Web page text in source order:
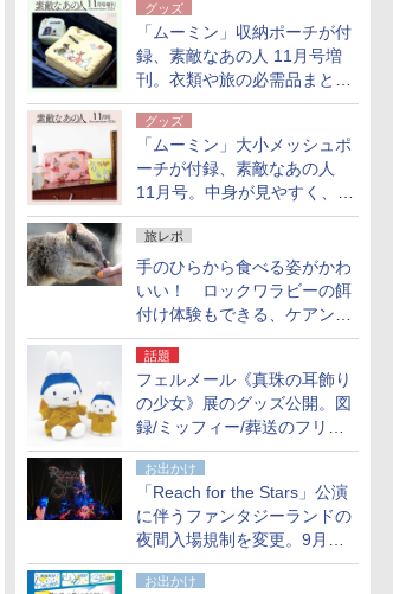
グッズ
「ムーミン」収納ポーチが付
録、素敵なあの人 11月号増
刊。衣類や旅の必需品まとま
る大小2個セット
グッズ
「ムーミン」大小メッシュポ
ーチが付録、素敵なあの人
11月号。中身が見やすく、温
泉スパにも使える
旅レポ
手のひらから食べる姿がかわ
いい！ ロックワラビーの餌
付け体験もできる、ケアンズ
でアサートン高原の日本語ガ
イド付きツアーに参加してみ
た
話題
フェルメール《真珠の耳飾り
の少女》展のグッズ公開。図
録/ミッフィー/葬送のフリー
レンほか、注目ブランドコラ
ボが実現
お出かけ
「Reach for the Stars」公演
に伴うファンタジーランドの
夜間入場規制を変更。9月か
ら18時50分～20時ごろに
お出かけ